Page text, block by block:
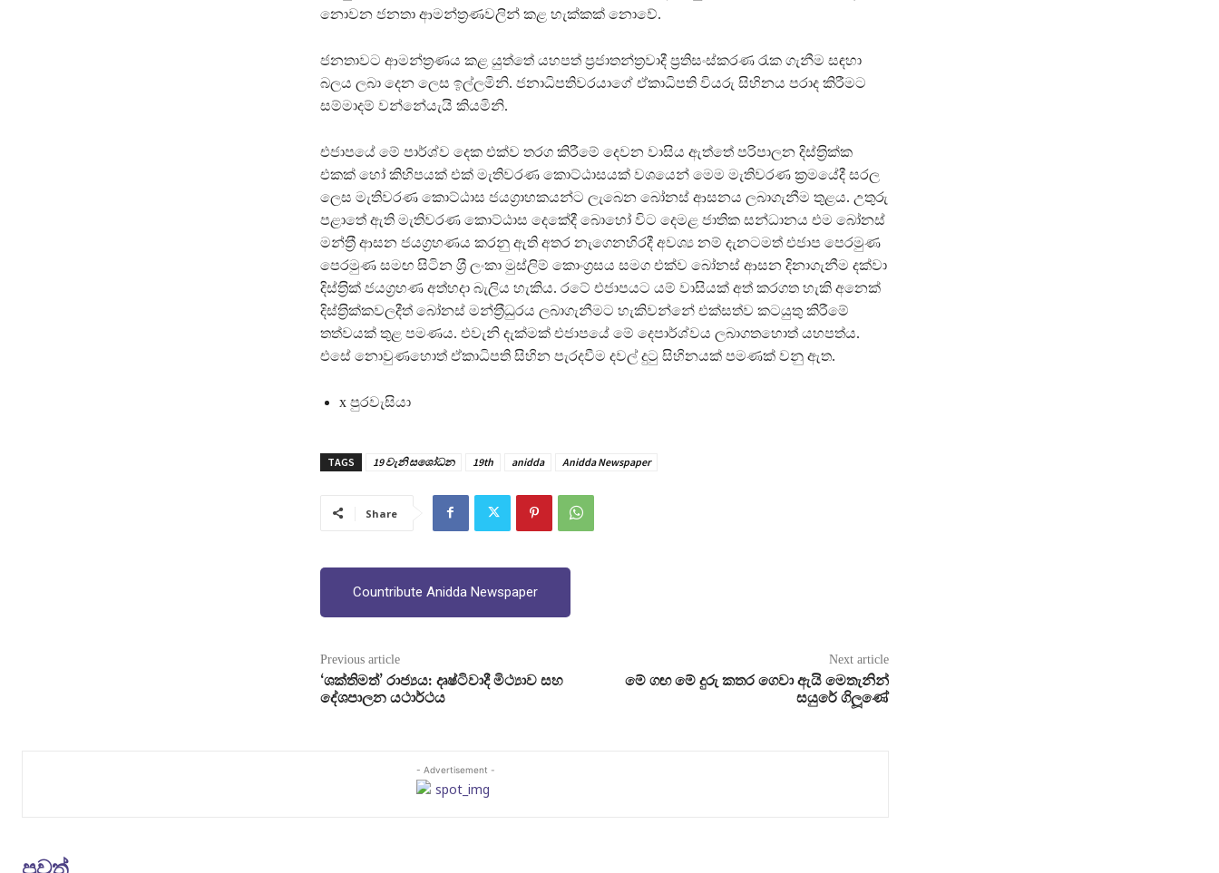
නොවන ජනතා ආමන්ත‍්‍රණවලින් කළ හැක්කක් නොවේ.
ජනතාවට ආමන්ත‍්‍රණය කළ යුත්තේ යහපත් ප‍්‍රජාතන්ත‍්‍රවාදී ප‍්‍රතිසංස්කරණ රැක ගැනීම සඳහා
බලය ලබා දෙන ලෙස ඉල්ලමිනි. ජනාධිපතිවරයාගේ ඒකාධිපති වියරු සිහිනය පරාද කිරීමට
සම්මාදම් වන්නේයැයි කියමිනි.
එජාපයේ මේ පාර්ශ්ව දෙක එක්ව තරග කිරීමේ දෙවන වාසිය ඇත්තේ පරිපාලන දිස්ත‍්‍රික්ක
එකක් හෝ කිහිපයක් එක් මැතිවරණ කොට්ඨාසයක් වශයෙන් මෙම මැතිවරණ ක‍්‍රමයේදී සරල
ලෙස මැතිවරණ කොට්ඨාස ජයග‍්‍රාහකයන්ට ලැබෙන බෝනස් ආසනය ලබාගැනීම තුළය. උතුරු
පළාතේ ඇති මැතිවරණ කොට්ඨාස දෙකේදී බොහෝ විට දෙමළ ජාතික සන්ධානය එම බෝනස්
මන්ත‍්‍රී ආසන ජයග‍්‍රහණය කරනු ඇති අතර නැගෙනහිරදී අවශ්‍ය නම් දැනටමත් එජාප පෙරමුණ
පෙරමුණ සමඟ සිටින ශ‍්‍රී ලංකා මුස්ලිම් කොංග‍්‍රසය සමග එක්ව බෝනස් ආසන දිනාගැනීම දක්වා
දිස්ත‍්‍රික් ජයග‍්‍රහණ අත්හදා බැලිය හැකිය. රටේ එජාපයට යම් වාසියක් අත් කරගත හැකි අනෙක්
දිස්ත‍්‍රික්කවලදීත් බෝනස් මන්ත‍්‍රීධුරය ලබාගැනීමට හැකිවන්නේ එක්සත්ව කටයුතු කිරීමේ
තත්වයක් තුළ පමණය. එවැනි දැක්මක් එජාපයේ මේ දෙපාර්ශ්වය ලබාගතහොත් යහපත්ය.
එසේ නොවුණහොත් ඒකාධිපති සිහින පැරදවීම දවල් දුටු සිහිනයක් පමණක් වනු ඇත.
x පුරවැසියා
TAGS 19 වැනි සශෝධන 19th anidda Anidda Newspaper
Share
Countribute Anidda Newspaper
Previous article
‘ශක්තිමත්’ රාජ්‍යය: දෘෂ්ටිවාදී මිථ්‍යාව සහ
දේශපාලන යථාර්ථය
Next article
මේ ගඟ මේ දුරු කතර ගෙවා ඇයි මෙතැනින්
සයුරේ ගිලූණේ
- Advertisement -